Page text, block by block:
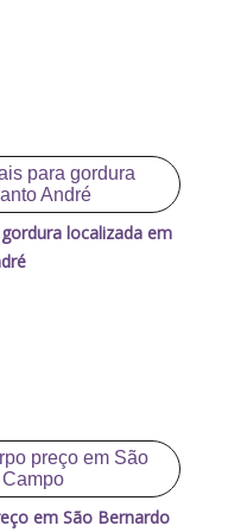
localizada em
em São Bernardo